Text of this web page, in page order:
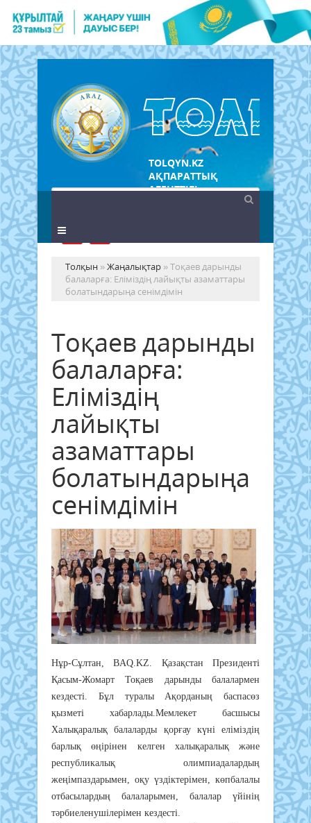
TOLQYN.KZ
АҚПАРАТТЫҚ
АГЕНТТІГІ
Толқын »Жаңалықтар » Тоқаев дарынды
балаларға: Еліміздің лайықты азаматтары
болатындарыңа сенімдімін
Тоқаев дарынды
балаларға:
Еліміздің
лайықты
азаматтары
болатындарыңа
сенімдімін
Нұр-Сұлтан, BAQ.KZ. Қазақстан Президенті
Қасым-Жомарт Тоқаев дарынды балалармен
кездесті. Бұл туралы Ақорданың баспасөз
қызметі хабарлады.Мемлекет басшысы
Халықаралық балаларды қорғау күні еліміздің
барлық өңірінен келген халықаралық және
республикалық олимпиадалардың
жеңімпаздарымен, оқу үздіктерімен, көпбалалы
отбасылардың балаларымен, балалар үйінің
тәрбиеленушілерімен кездесті.